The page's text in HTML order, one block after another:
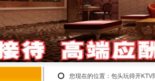
您现在的位置： 包头玩得开KTV